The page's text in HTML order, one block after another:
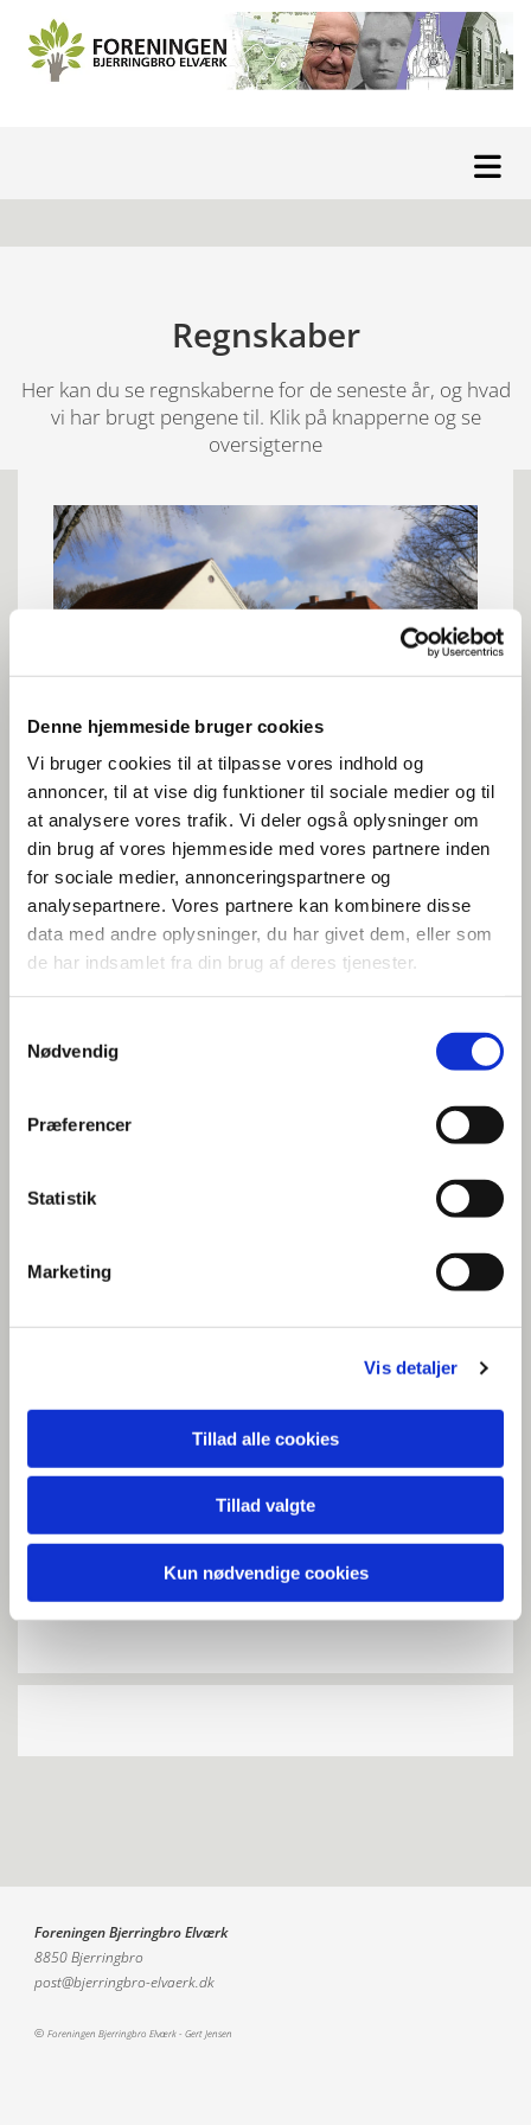
Denne hjemmeside bruger cookies
Vi bruger cookies til at tilpasse vores indhold og
annoncer, til at vise dig funktioner til sociale medier og til
at analysere vores trafik. Vi deler også oplysninger om
din brug af vores hjemmeside med vores partnere inden
for sociale medier, annonceringspartnere og
analysepartnere. Vores partnere kan kombinere disse
data med andre oplysninger, du har givet dem, eller som
de har indsamlet fra din brug af deres tjenester.
Nødvendig
Præferencer
Statistik
Marketing
Vis detaljer
Tillad alle cookies
Tillad valgte
Kun nødvendige cookies
Regnskaber
Her kan du se regnskaberne for de seneste år, og hvad
vi har brugt pengene til. Klik på knapperne og se
oversigterne
Regnskab 2024
I 2024 fik bl.a. Gudenådalens Museum et tiltrængt tilskud
til deres udstillinger, som efter vores mening er et vigtigt
aktiv for Bjerringbro by.
Regnskab 2024
I 2025 blev en af vores største hensættelser frigivet da vi
Regnskab 2025
Foreningen Bjerringbro Elværk
8850 Bjerringbro
post@bjerringbro-elvaerk.dk
© Foreningen Bjerringbro Elværk - Gert Jensen